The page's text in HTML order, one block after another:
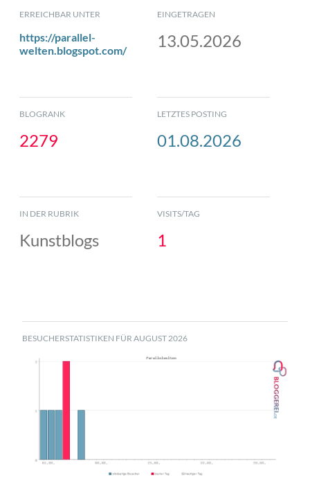
ERREICHBAR UNTER
https://parallel-
welten.blogspot.com/
EINGETRAGEN
13.05.2026
BLOGRANK
2279
LETZTES POSTING
01.08.2026
IN DER RUBRIK
Kunstblogs
VISITS/TAG
1
BESUCHERSTATISTIKEN FÜR AUGUST 2026